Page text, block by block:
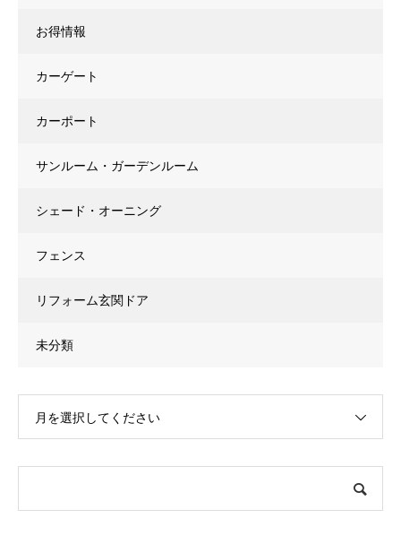
お得情報
カーゲート
カーポート
サンルーム・ガーデンルーム
シェード・オーニング
フェンス
リフォーム玄関ドア
未分類
月を選択してください